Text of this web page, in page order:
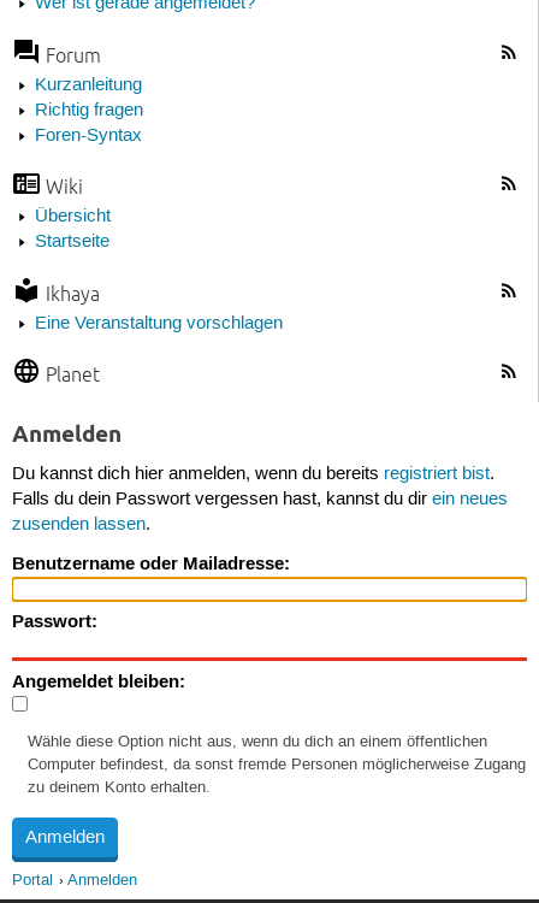
Forum
Kurzanleitung
Richtig fragen
Foren-Syntax
Wiki
Übersicht
Startseite
Ikhaya
Eine Veranstaltung vorschlagen
Planet
Anmelden
Du kannst dich hier anmelden, wenn du bereits registriert bist.
Falls du dein Passwort vergessen hast, kannst du dir ein neues
zusenden lassen.
Benutzername oder Mailadresse:
Passwort:
Angemeldet bleiben:
Wähle diese Option nicht aus, wenn du dich an einem öffentlichen
Computer befindest, da sonst fremde Personen möglicherweise Zugang
zu deinem Konto erhalten.
Portal Anmelden